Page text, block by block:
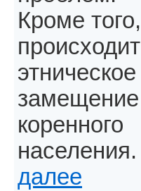
Кроме того,
происходит
этническое
замещение
коренного
населения.
далее